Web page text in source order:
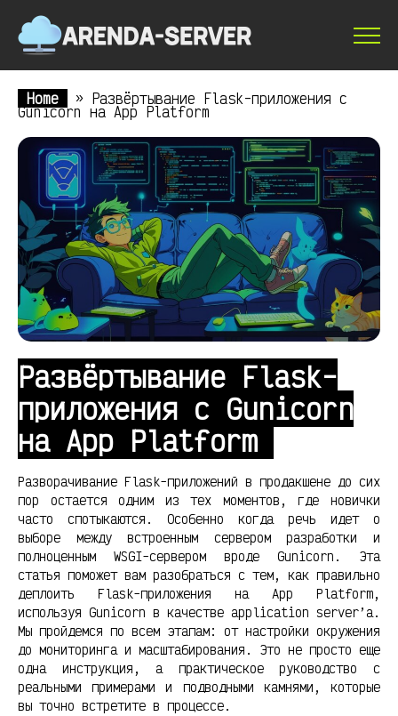
Home » Развёртывание Flask-приложения с
Gunicorn на App Platform
Развёртывание Flask-
приложения с Gunicorn
на App Platform
Разворачивание Flask-приложений в продакшене до сих
пор остается одним из тех моментов, где новички
часто спотыкаются. Особенно когда речь идет о
выборе между встроенным сервером разработки и
полноценным WSGI-сервером вроде Gunicorn. Эта
статья поможет вам разобраться с тем, как правильно
деплоить Flask-приложения на App Platform,
используя Gunicorn в качестве application server’а.
Мы пройдемся по всем этапам: от настройки окружения
до мониторинга и масштабирования. Это не просто еще
одна инструкция, а практическое руководство с
реальными примерами и подводными камнями, которые
вы точно встретите в процессе.